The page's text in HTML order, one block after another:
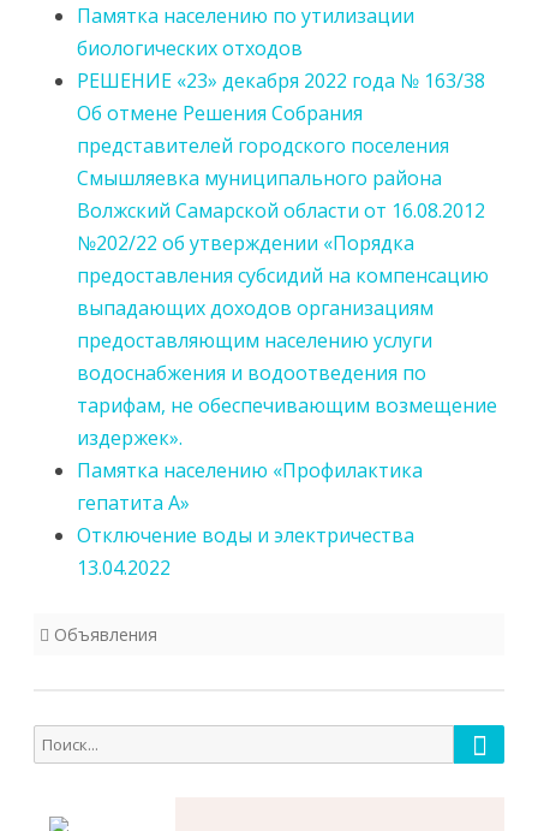
Памятка населению по утилизации
биологических отходов
РЕШЕНИЕ «23» декабря 2022 года № 163/38
Об отмене Решения Собрания
представителей городского поселения
Смышляевка муниципального района
Волжский Самарской области от 16.08.2012
№202/22 об утверждении «Порядка
предоставления субсидий на компенсацию
выпадающих доходов организациям
предоставляющим населению услуги
водоснабжения и водоотведения по
тарифам, не обеспечивающим возмещение
издержек».
Памятка населению «Профилактика
гепатита А»
Отключение воды и электричества
13.04.2022
Объявления
Поиск
для:
Поиск